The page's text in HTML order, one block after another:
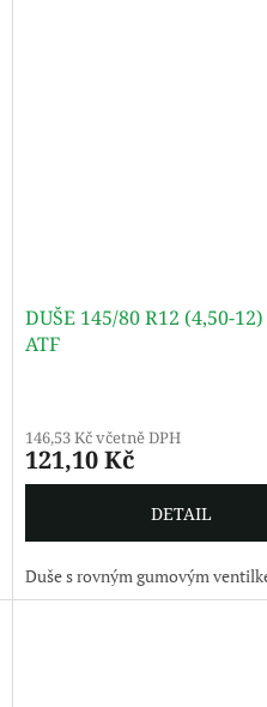
DUŠE 145/80 R12 (4,50-
ATF
146,53 Kč včetně DPH
121,10 Kč
DETAIL
Duše s rovným gumovým